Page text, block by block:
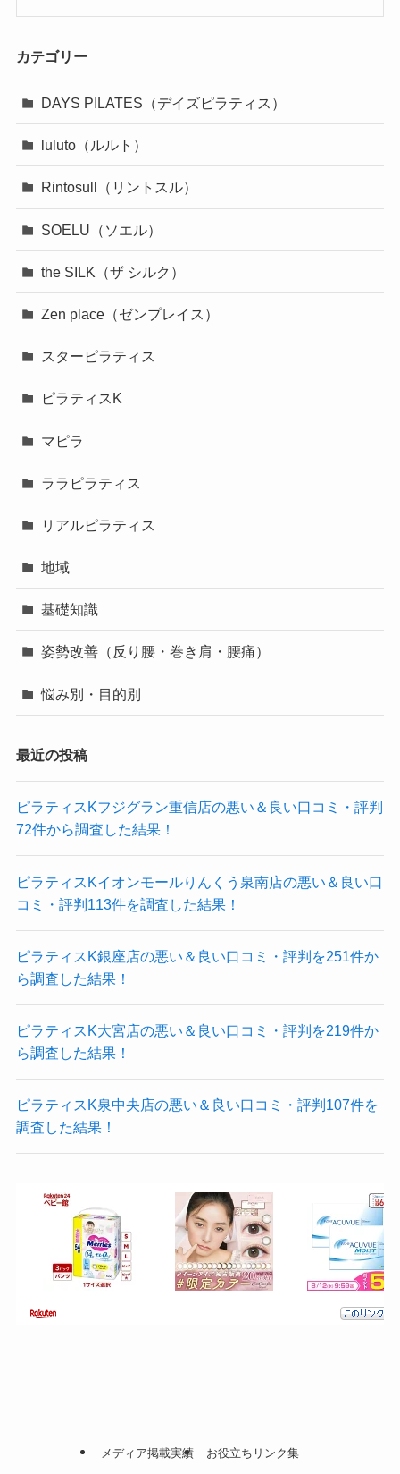
カテゴリー
DAYS PILATES（デイズピラティス）
luluto（ルルト）
Rintosull（リントスル）
SOELU（ソエル）
the SILK（ザ シルク）
Zen place（ゼンプレイス）
スターピラティス
ピラティスK
マピラ
ララピラティス
リアルピラティス
地域
基礎知識
姿勢改善（反り腰・巻き肩・腰痛）
悩み別・目的別
最近の投稿
ピラティスKフジグラン重信店の悪い＆良い口コミ・評判
72件から調査した結果！
ピラティスKイオンモールりんくう泉南店の悪い＆良い口
コミ・評判113件を調査した結果！
ピラティスK銀座店の悪い＆良い口コミ・評判を251件か
ら調査した結果！
ピラティスK大宮店の悪い＆良い口コミ・評判を219件か
ら調査した結果！
ピラティスK泉中央店の悪い＆良い口コミ・評判107件を
調査した結果！
メディア掲載実績 お役立ちリンク集